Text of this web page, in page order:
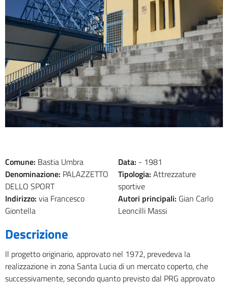
Comune: Bastia Umbra
Denominazione: PALAZZETTO
DELLO SPORT
Indirizzo: via Francesco
Giontella
Data: - 1981
Tipologia: Attrezzature
sportive
Autori principali:
Leoncilli Massi
Descrizione
Il progetto originario, approvato nel 1972, prevedeva la
realizzazione in zona Santa Lucia di un mercato coperto, che
successivamente, secondo quanto previsto dal PRG approvato